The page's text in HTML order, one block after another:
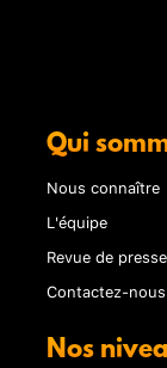
Qui
Nous connaître
L'équipe
Revue de presse
Contactez-nous
Nos